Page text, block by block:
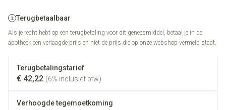
Terugbetaalbaar
Als je recht hebt op een terugbetaling voor dit geneesmiddel, betaal je in de
apotheek een verlaagde prijs en niet de prijs die op onze webshop vermeld staat.
Terugbetalingstarief
€ 42,22 (6% inclusief btw)
Verhoogde tegemoetkoming